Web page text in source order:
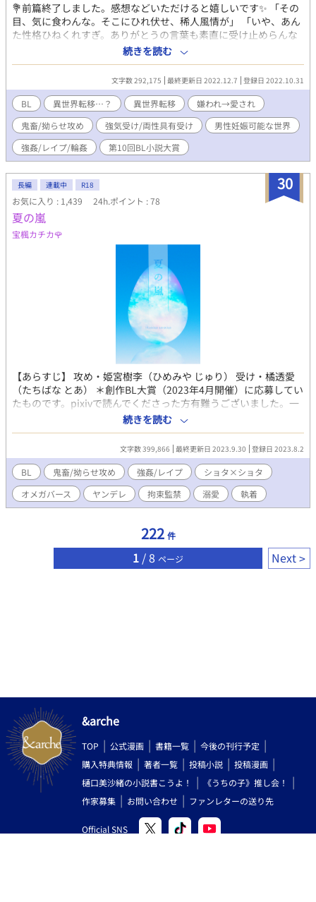
💐前篇終了しました。感想などいただけると嬉しいです✨ 「その
目、気に食わんな。そこにひれ伏せ、稀人風情が」 「いや、あん
た性格ひねくれすぎ。ありがとうの言葉も素直に受け止めらんな
いの？」 成り上がりの鬼畜な拗らせ美青年攻め(21歳)×孕み腹と
して闇市で買われた生意気な奴隷受け(??歳)。 【内容】 リョウヤ
は幼い頃に、兄と共に『二ホン』という世界からこの世界に落ち
てきた、いわゆる異世界人(稀人)であった。兄であるナギサ亡き
あと1人孤独に過ごしていたが、ある日忌人狩りの連中に捕らえら
れ、闇市で売られてしまう。そんなリョウヤを跡継ぎを産ませる
「孕み腹」として購入したのは、背の高い、赤い目をした美しい
青年だった。 抵抗するリョウヤをベッドに引き倒した青年は、冷
ややかにこう告げた。 「今から、僕がおまえに身を持って教えて
か……ッ」 何をされてもへこたれない受けに攻めが振り回され、
次第に骨抜きにされていきます。受けが攻めに救われる話でもあ
ります。ただしそういう関係になるまでが長い上にだいぶすれ違
います。また前半は攻めの受けに対する扱いがかなり酷いです。
受けの年齢は…後編でわかります。 ＊受けは両性具有なので、女
性器もあります。 ＊攻めが鬼畜です。攻め主導の寝取らせもあ
り。 ＊申し訳ありませんが閲覧は自己責任でお願い致します。 ＊
他サイトへも重複投稿しています。
続きを読む
文字数 292,175 最終更新日 2022.12.7 登録日 2022.10.31
BL 異世界転移…？ 異世界転移
嫌われ→愛され
鬼畜/拗らせ攻め
強気受け/両性具有受け
男性妊娠可能な世界
強姦/レイプ/輪姦
第10回BL小説大賞
30
長編 連載中 R18
お気に入り : 1,439 24h.ポイント : 78
夏の嵐
宝楓カチカ🌹
【あらすじ】 攻め・姫宮樹李（ひめみや じゅり） 受け・橘透愛
（たちばな とあ） ＊創作BL大賞（2023年4月開催）に応募してい
たものです。pixivで読んでくださった方有難うございました。一
言感想、長文感想どちらも嬉しいです✨ 橘同担拒否の拗らせ陰キ
ャα（人気者の耽美系美青年）×姫宮に人生狂わされた陽キャ
Ω（見た目派手なカッコ可愛い系イケメン） 「君を、あの夏に閉
じ込められたらよかったのに……」 大学1年生の橘透愛は、大学
入学を機に髪を明るく染め、Ωであることをひた隠しにしながら
生活していた。 なにしろ透愛の「番」かつ「夫」であるαは、同
じ大学に通っているαの青年、姫宮樹李だったからだ。 大手会社
の社長の息子でもある姫宮は、傲慢なαとは程遠く、眉目秀麗、文
囲まれている大学内の人気者だった。 けれども透愛は知ってい
た。あの男の本性を。 二人の関係は7年前までにさかのぼる。 小
学6年生の夏、透愛は自分が未分化Ω（突然Ωへと変貌する特異体
意を知るまでは。 ＊私の中の「青春」を詰め込みました。 ＊攻め
視点は後半辺りまで一切出てきませんので、想像しながら読んで
頂けると嬉しいです。その分後半で大爆発します。 ＊攻めはだい
ぶ受けを拗らせたメンヘラです。キモいです。覚悟してくださ
い。 ＊子供同士の激しい強姦シーンがあります。 ＊毎朝6時と18
時、一日2回数話更新していきます。 ＊申し訳ありませんが閲覧
は自己責任でお願い致します。 初めてまともに、オメガバースも
ののBLに挑戦してみました。 拙いお話ですが、読んで下さる方は
どうぞよろしくお願いします。
続きを読む
文字数 399,866 最終更新日 2023.9.30 登録日 2023.8.2
BL 鬼畜/拗らせ攻め 強姦/レイプ
ショタ×ショタ
オメガバース
ヤンデレ 拘束監禁 溺愛 執着
222 件
1 / 8 ページ Next
&arche
TOP 公式漫画 書籍一覧
今後の刊行予定
購入特典情報
著者一覧 投稿小説
投稿漫画
樋口美沙緒の小説書こうよ！
《うちの子》推し会！
作家募集
お問い合わせ ファンレターの送り先
Official SNS